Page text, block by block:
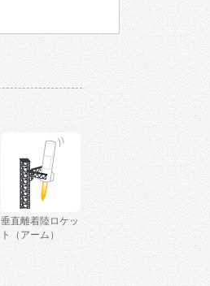
垂直離着陸ロケッ
ト（アーム）